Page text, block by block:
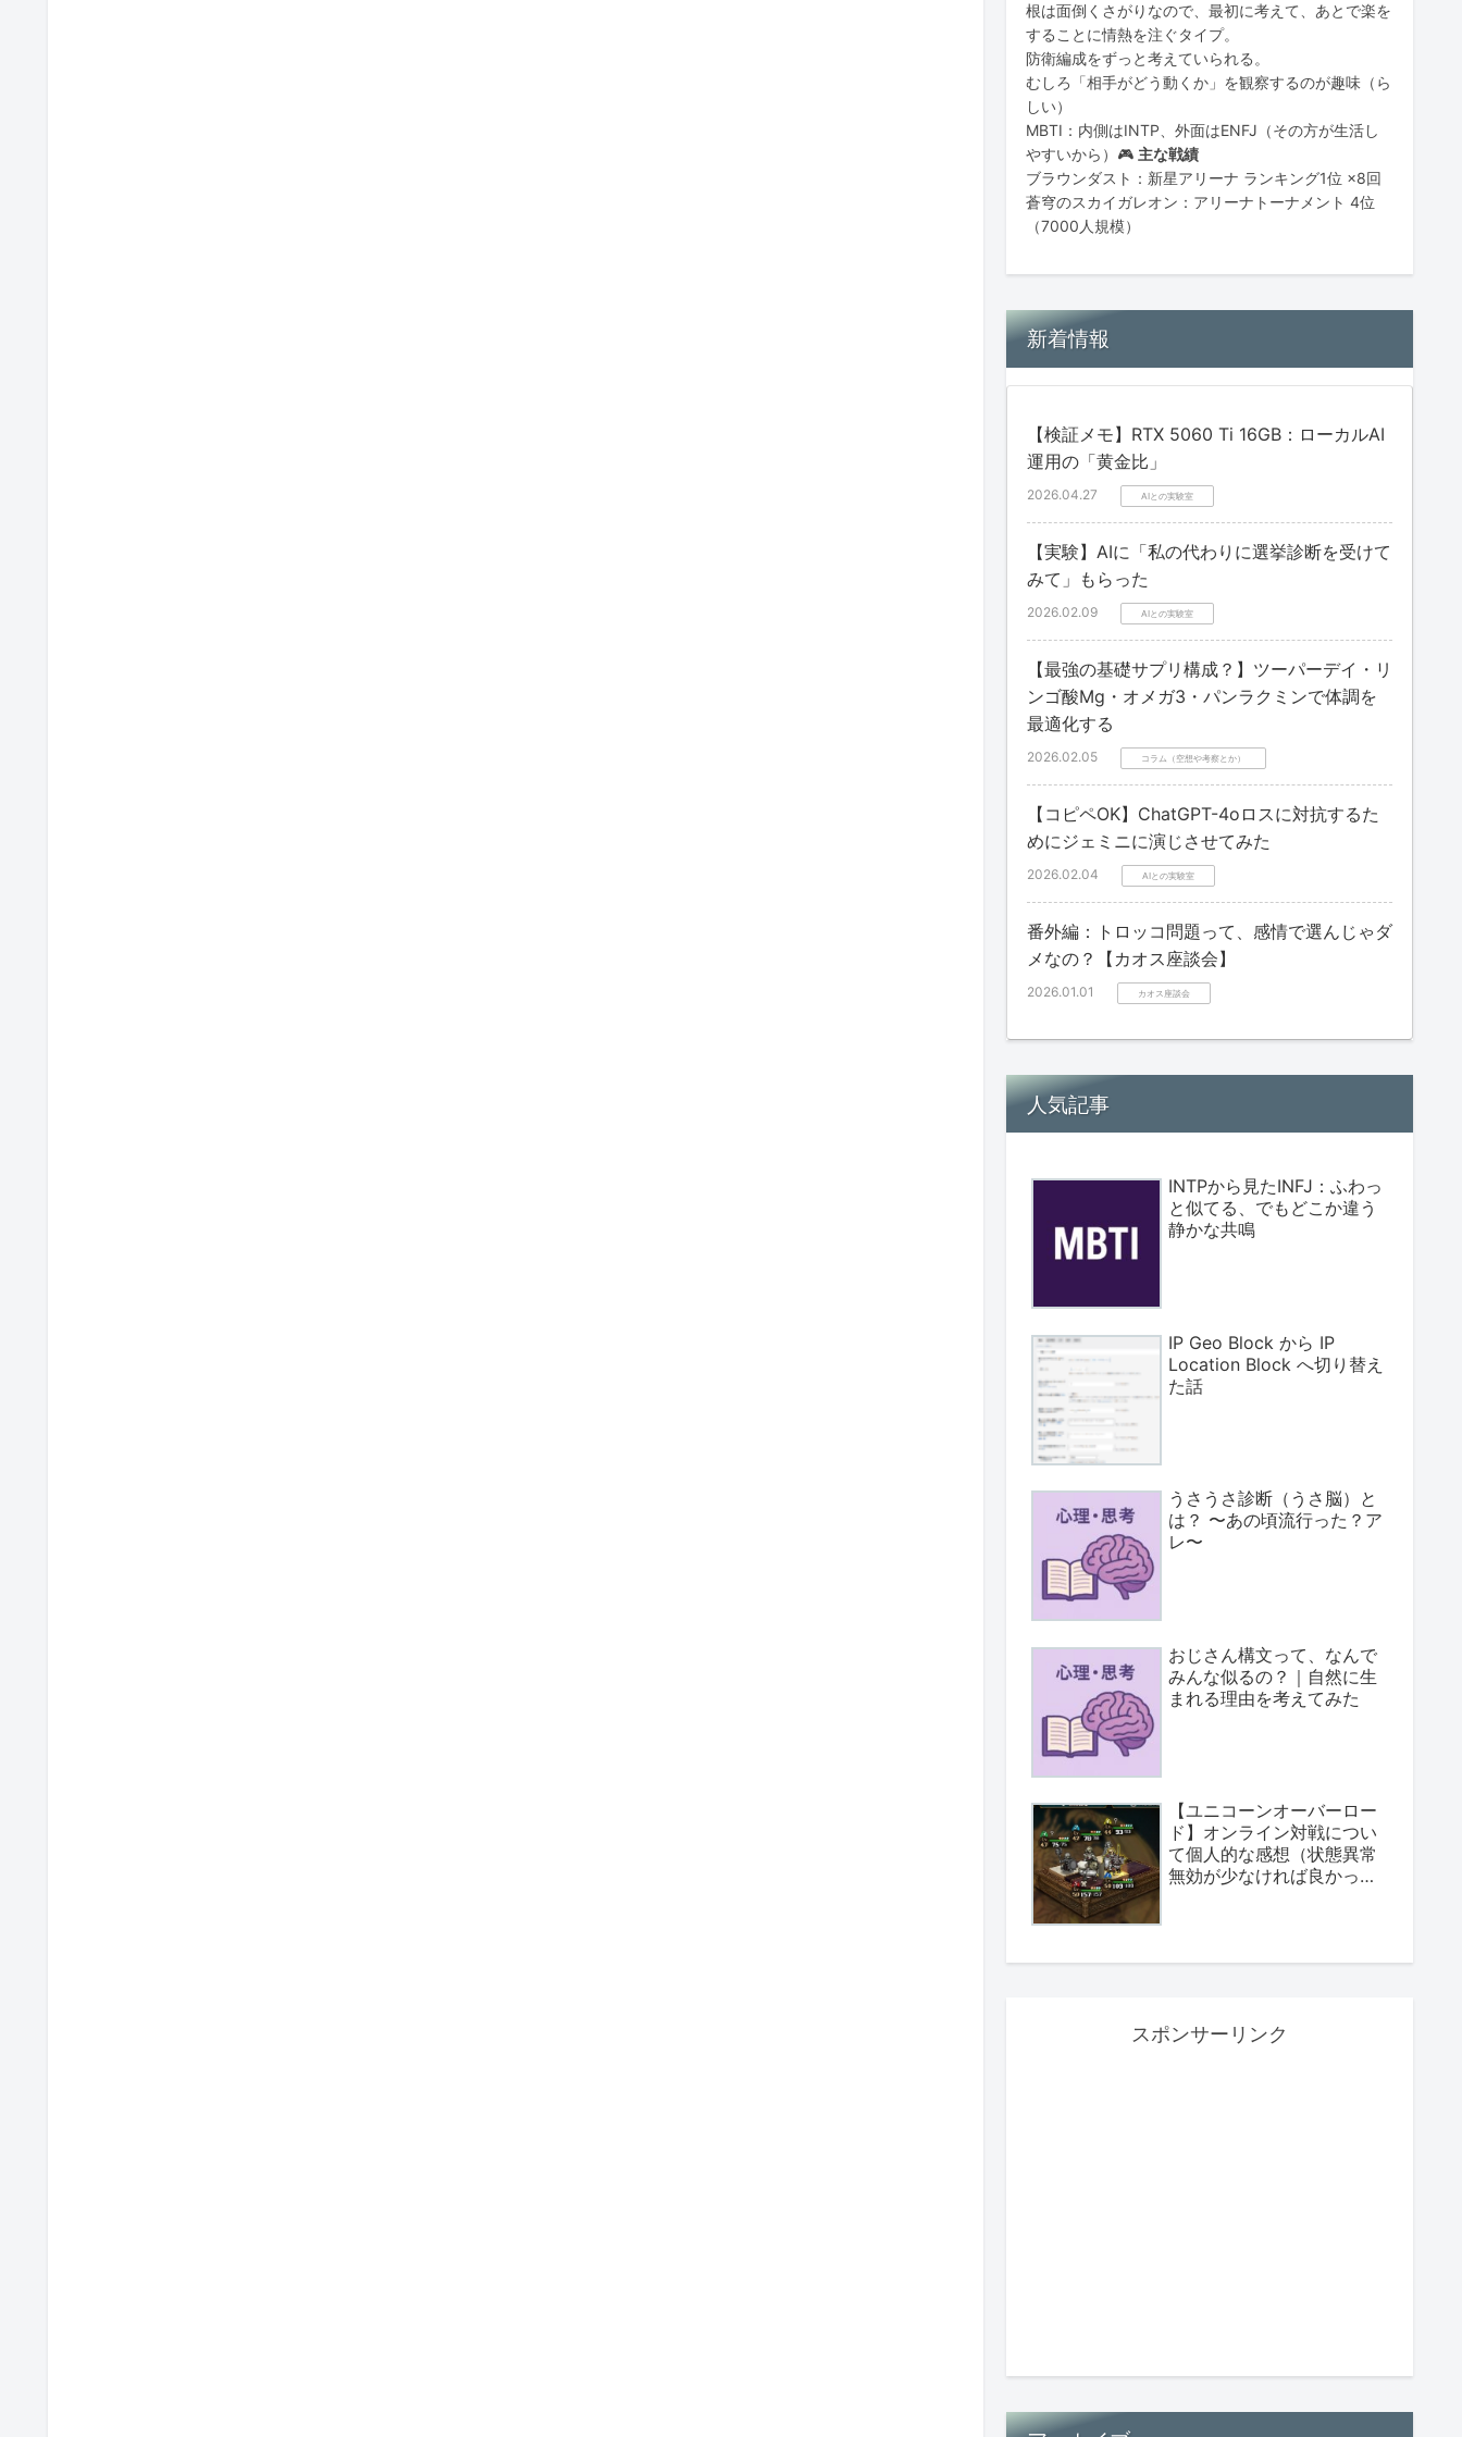
根は面倒くさがりなので、最初に考えて、あとで楽を
することに情熱を注ぐタイプ。
防衛編成をずっと考えていられる。
むしろ「相手がどう動くか」を観察するのが趣味（ら
しい）
MBTI：内側はINTP、外面はENFJ（その方が生活し
やすいから）🎮 主な戦績
ブラウンダスト：新星アリーナ ランキング1位 ×8回
蒼穹のスカイガレオン：アリーナトーナメント 4位
（7000人規模）
新着情報
【検証メモ】RTX 5060 Ti 16GB：ローカルAI
運用の「黄金比」
2026.04.27 AIとの実験室
【実験】AIに「私の代わりに選挙診断を受けて
みて」もらった
2026.02.09 AIとの実験室
【最強の基礎サプリ構成？】ツーパーデイ・リ
ンゴ酸Mg・オメガ3・パンラクミンで体調を
最適化する
2026.02.05 コラム（空想や考察とか）
【コピペOK】ChatGPT-4oロスに対抗するた
めにジェミニに演じさせてみた
2026.02.04 AIとの実験室
番外編：トロッコ問題って、感情で選んじゃダ
メなの？【カオス座談会】
2026.01.01 カオス座談会
人気記事
INTPから見たINFJ：ふわっ
と似てる、でもどこか違う
静かな共鳴
IP Geo Block から IP
Location Block へ切り替え
た話
うさうさ診断（うさ脳）と
は？ 〜あの頃流行った？ア
レ〜
おじさん構文って、なんで
みんな似るの？｜自然に生
まれる理由を考えてみた
【ユニコーンオーバーロー
ド】オンライン対戦につい
て個人的な感想（状態異常
無効が少なければ良かっ
スポンサーリンク